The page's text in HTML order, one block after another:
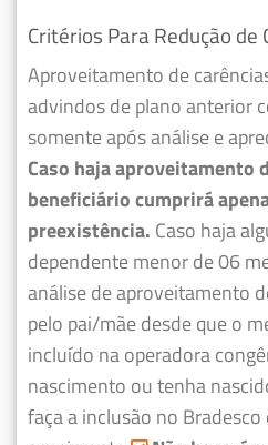
Critérios Para Redução de
Aproveitamento de
advindos de plano anterior
somente após análise e
Caso haja aproveitamento
beneficiário cumprirá
preexistência. Caso haja
dependente menor de 06
análise de aproveitamento
pelo pai/mãe desde que o
incluído na operadora
nascimento ou tenha
faça a inclusão no